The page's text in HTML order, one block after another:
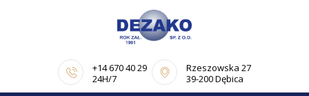
+14 670 40 29
24H/7
Rzeszowska 27
39-200 Dębica